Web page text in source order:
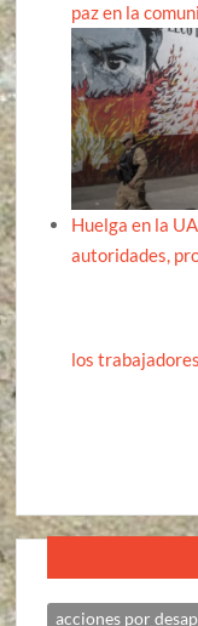
paz en la
Huelga en la
autoridades,
los
acciones por